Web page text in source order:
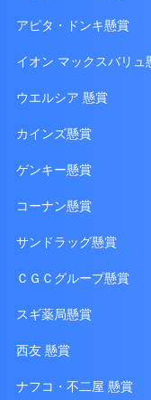
アピタ・ドンキ懸賞
イオン マックスバリュ
ウエルシア 懸賞
カインズ懸賞
ゲンキー懸賞
コーナン懸賞
サンドラッグ懸賞
ＣＧＣグループ懸賞
スギ薬局懸賞
西友 懸賞
ナフコ・不二屋 懸賞